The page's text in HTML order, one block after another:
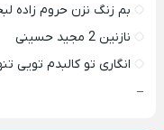
بم زنگ نزن حروم زاده
نازنین 2 مجید حسینی
انگاری تو کالبدم تویی
–